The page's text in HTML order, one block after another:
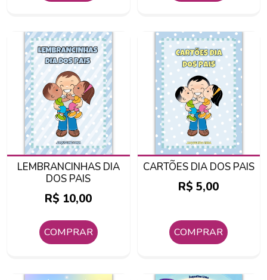
LEMBRANCINHAS DIA
DOS PAIS
R$ 10,00
COMPRAR
CARTÕES DIA DOS PAIS
R$ 5,00
COMPRAR